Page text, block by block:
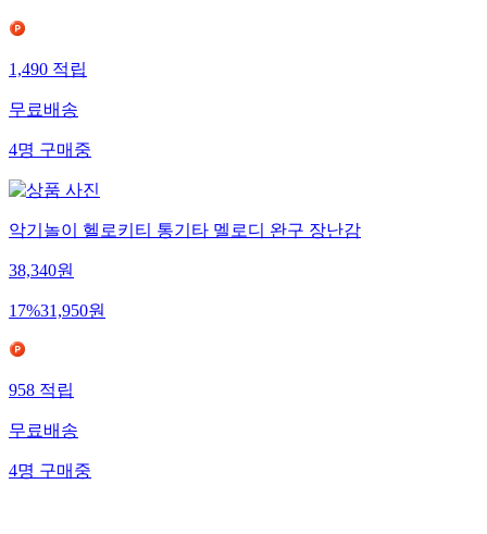
1,490적립
무료배송
4명구매중
악기놀이 헬로키티 통기타 멜로디 완구 장난감
38,340원
17%31,950원
958적립
무료배송
4명구매중